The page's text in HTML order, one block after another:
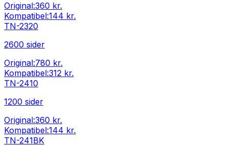
Original:360 kr.
Kompatibel:144 kr.
TN-2320
2600 sider
Original:780 kr.
Kompatibel:312 kr.
TN-2410
1200 sider
Original:360 kr.
Kompatibel:144 kr.
TN-241BK